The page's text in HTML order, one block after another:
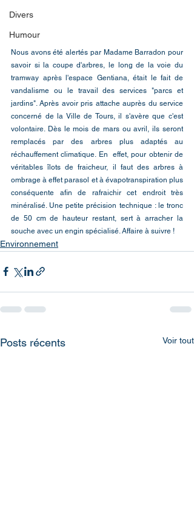
Divers
Humour
Nous avons été alertés par Madame Barradon pour
savoir si la coupe d'arbres, le long de la voie du
tramway après l'espace Gentiana, était le fait de
vandalisme ou le travail des services "parcs et
jardins". Après avoir pris attache auprès du service
concerné de la Ville de Tours, il s'avère que c'est
volontaire. Dès le mois de mars ou avril, ils seront
remplacés par des arbres plus adaptés au
réchauffement climatique. En  effet, pour obtenir de
véritables îlots de fraicheur, il faut des arbres à
ombrage à effet parasol et à évapotranspiration plus
conséquente afin de rafraichir cet endroit très
minéralisé. Une petite précision technique : le tronc
de 50 cm de hauteur restant, sert à arracher la
souche avec un engin spécialisé. Affaire à suivre !
Environnement
Posts récents Voir tout